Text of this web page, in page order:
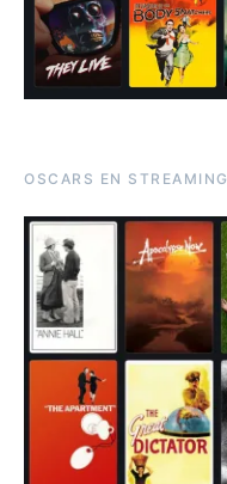
OSCARS EN STREAMING